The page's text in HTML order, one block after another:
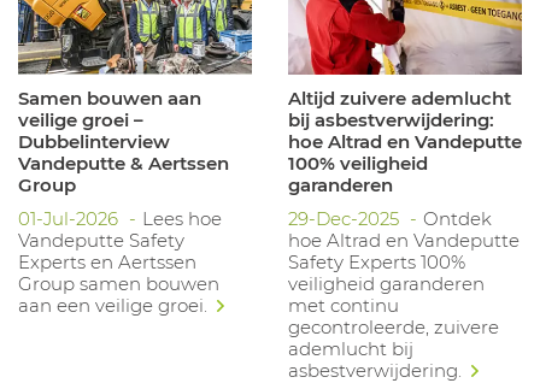
Samen bouwen aan
veilige groei –
Dubbelinterview
Vandeputte & Aertssen
Group
01-Jul-2026
Lees hoe
Vandeputte Safety
Experts en Aertssen
Group samen bouwen
aan een veilige groei.
Altijd zuivere ademlucht
bij asbestverwijdering:
hoe Altrad en Vandeputte
100% veiligheid
garanderen
29-Dec-2025
Ontdek
hoe Altrad en Vandeputte
Safety Experts 100%
veiligheid garanderen
met continu
gecontroleerde, zuivere
ademlucht bij
asbestverwijdering.